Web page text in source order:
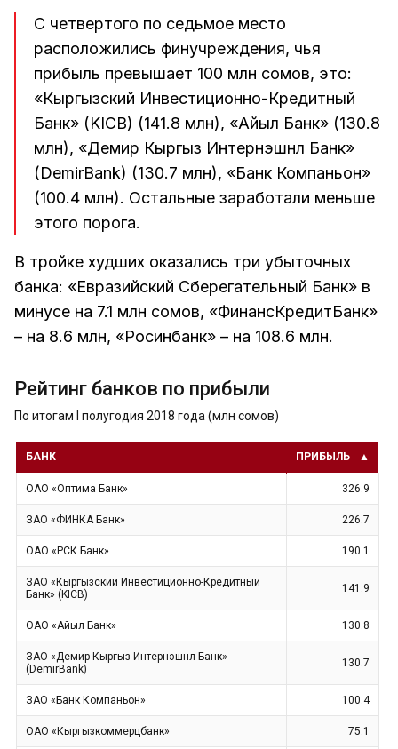
С четвертого по седьмое место
расположились финучреждения, чья
прибыль превышает 100 млн сомов, это:
«Кыргызский Инвестиционно-Кредитный
Банк» (KICB) (141.8 млн), «Айыл Банк» (130.8
млн), «Демир Кыргыз Интернэшнл Банк»
(DemirBank) (130.7 млн), «Банк Компаньон»
(100.4 млн). Остальные заработали меньше
этого порога.
В тройке худших оказались три убыточных
банка: «Евразийский Сберегательный Банк» в
минусе на 7.1 млн сомов, «ФинансКредитБанк»
– на 8.6 млн, «Росинбанк» – на 108.6 млн.